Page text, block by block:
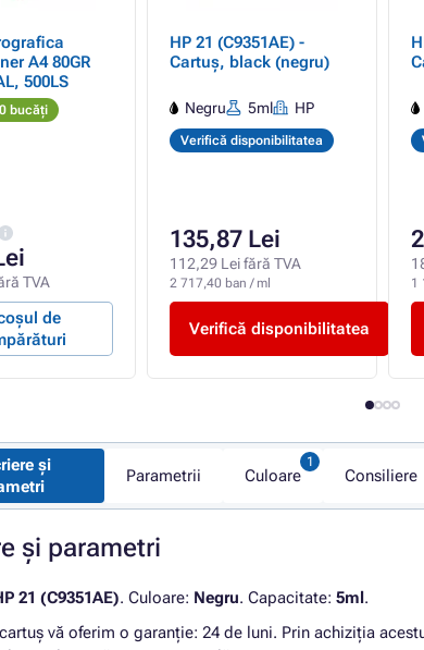
A4 80GR
500LS
bucăți
TVA
de
HP 21 (C9351AE) -
Cartuș, black (negru)
Negru 5ml HP
Verifică disponibilitatea
135,87 Lei
112,29 Lei fără TVA
2 717,40 ban / ml
Verifică disponibilitatea
1
și
Parametrii Culoare Consiliere
și parametri
21 (C9351AE). Culoare: Negru. Capacitate: 5ml.
vă oferim o garanție: 24 de luni. Prin achiziția